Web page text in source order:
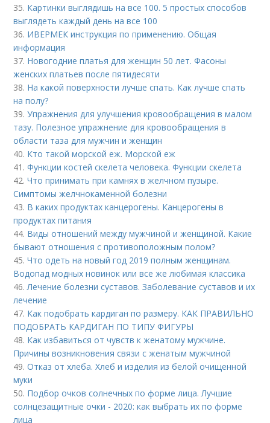
35. Картинки выглядишь на все 100. 5 простых способов
выглядеть каждый день на все 100
36. ИВЕРМЕК инструкция по применению. Общая
информация
37. Новогодние платья для женщин 50 лет. Фасоны
женских платьев после пятидесяти
38. На какой поверхности лучше спать. Как лучше спать
на полу?
39.Упражнения для улучшения кровообращения в малом
тазу. Полезное упражнение для кровообращения в
области таза для мужчин и женщин
40. Кто такой морской еж. Морской еж
41.Функции костей скелета человека. Функции скелета
42.Что принимать при камнях в желчном пузыре.
Симптомы желчнокаменной болезни
43. В каких продуктах канцерогены. Канцерогены в
продуктах питания
44. Виды отношений между мужчиной и женщиной. Какие
бывают отношения с противоположным полом?
45.Что одеть на новый год 2019 полным женщинам.
Водопад модных новинок или все же любимая классика
46.Лечение болезни суставов. Заболевание суставов и их
лечение
47. Как подобрать кардиган по размеру. КАК ПРАВИЛЬНО
ПОДОБРАТЬ КАРДИГАН ПО ТИПУ ФИГУРЫ
48. Как избавиться от чувств к женатому мужчине.
Причины возникновения связи с женатым мужчиной
49.Отказ от хлеба. Хлеб и изделия из белой очищенной
муки
50. Подбор очков солнечных по форме лица. Лучшие
солнцезащитные очки - 2020: как выбрать их по форме
лица